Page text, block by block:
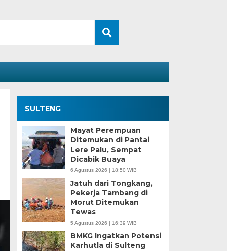
SULTENG
Mayat Perempuan
Ditemukan di Pantai
Lere Palu, Sempat
Dicabik Buaya
6 Agustus 2026 | 18:50 WIB
Jatuh dari Tongkang,
Pekerja Tambang di
Morut Ditemukan
Tewas
5 Agustus 2026 | 16:39 WIB
BMKG Ingatkan Potensi
Karhutla di Sulteng